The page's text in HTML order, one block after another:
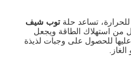
تساعد حلةتوب شيف
من استهلاك الطاقة ويجعل
عليها للحصول على وجبات لذيذة